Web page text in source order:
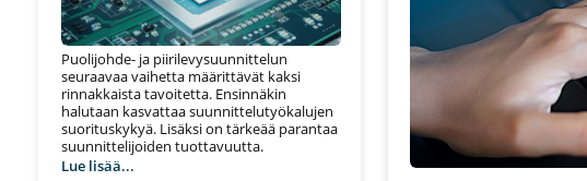
Puolijohde- ja piirilevysuunnittelun
seuraavaa vaihetta määrittävät kaksi
rinnakkaista tavoitetta. Ensinnäkin
halutaan kasvattaa suunnittelutyökalujen
suorituskykyä. Lisäksi on tärkeää parantaa
suunnittelijoiden tuottavuutta.
Lue lisää...